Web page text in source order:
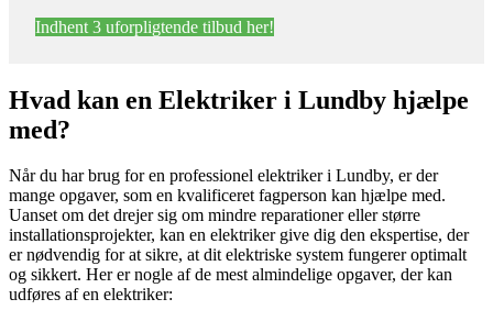
Indhent 3 uforpligtende tilbud her!
Hvad kan en Elektriker i Lundby hjælpe
med?
Når du har brug for en professionel elektriker i Lundby, er der
mange opgaver, som en kvalificeret fagperson kan hjælpe med.
Uanset om det drejer sig om mindre reparationer eller større
installationsprojekter, kan en elektriker give dig den ekspertise, der
er nødvendig for at sikre, at dit elektriske system fungerer optimalt
og sikkert. Her er nogle af de mest almindelige opgaver, der kan
udføres af en elektriker: